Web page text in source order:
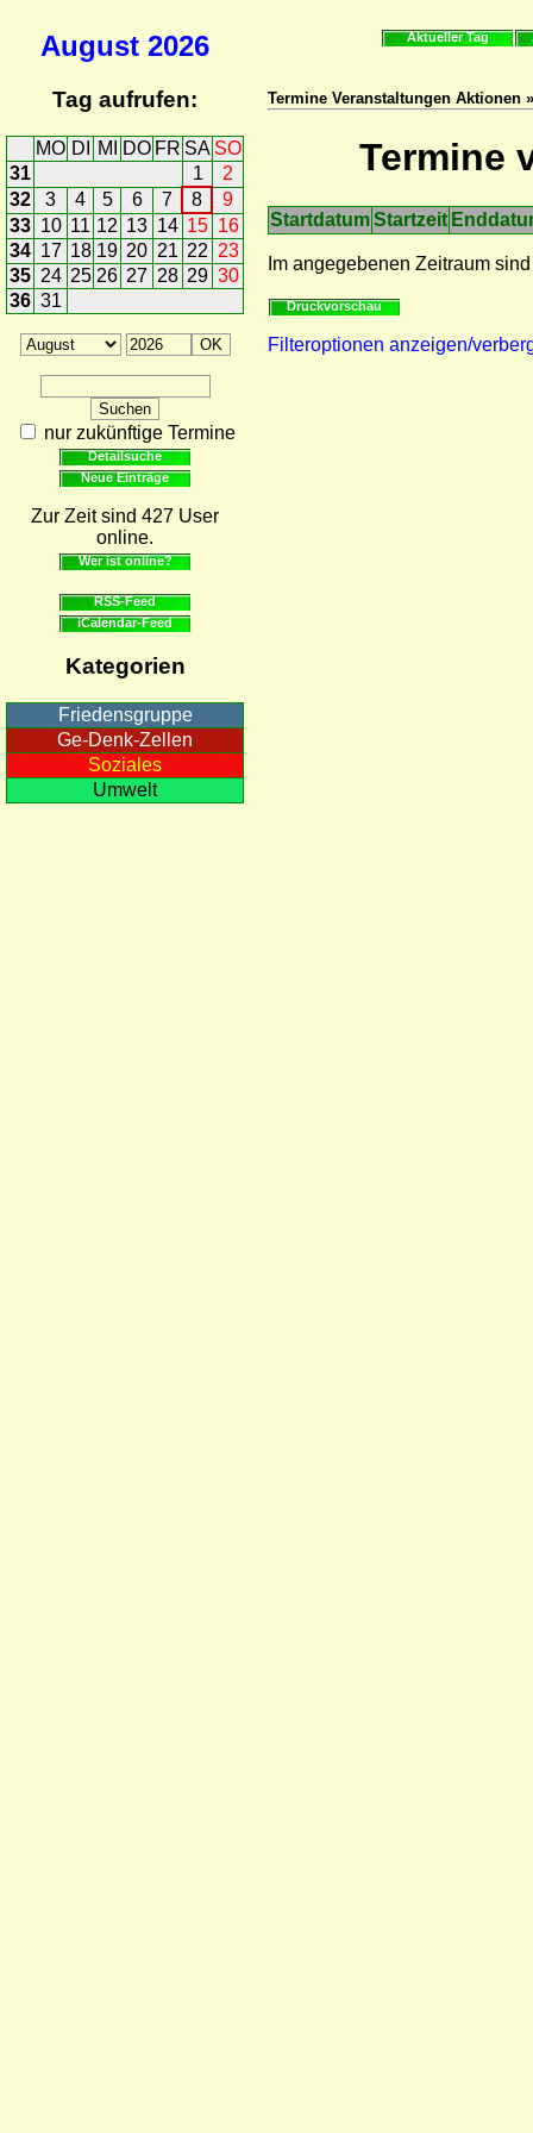
August 2026
Tag aufrufen:
MO DI MI DO FR SA SO
31
1
2
32
3 4 5 6 7 8
9
33 10 11 12 13 14 15 16
34 17 18 19 20 21 22 23
35 24 25 26 27 28 29 30
36 31
nur zukünftige Termine
Detailsuche
Neue Einträge
Zur Zeit sind 427 User
online.
Wer ist online?
RSS-Feed
iCalendar-Feed
Kategorien
Friedensgruppe
Ge-Denk-Zellen
Soziales
Umwelt
Aktueller Tag
Termine Veranstaltungen Aktionen
Termine
StartdatumStartzeit
Im angegebenen Zeitraum
Druckvorschau
Filteroptionen anzeigen/